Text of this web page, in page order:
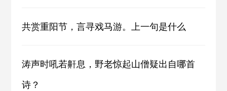
共赏重阳节，言寻戏马游。上一句是什么
涛声时吼若鼾息，野老惊起山僧疑出自哪首
诗？